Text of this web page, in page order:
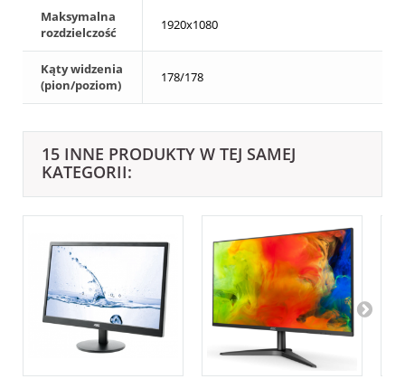
Maksymalna
rozdzielczość
1920x1080
Kąty widzenia
(pion/poziom)
178/178
15 INNE PRODUKTY W TEJ SAMEJ
KATEGORII: